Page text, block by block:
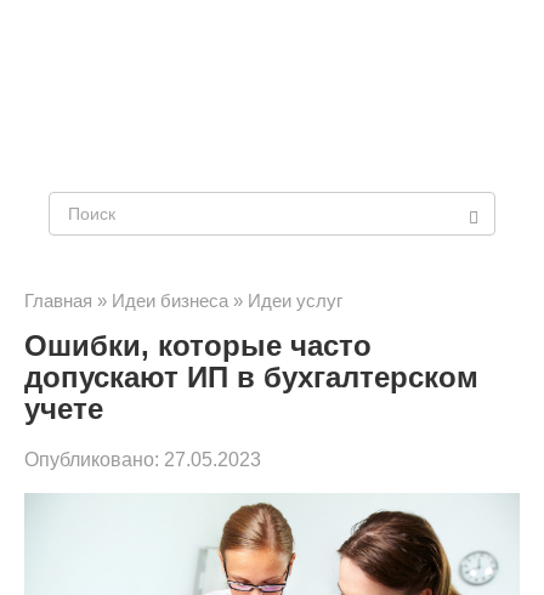
Главная » Идеи бизнеса » Идеи услуг
Ошибки, которые часто
допускают ИП в бухгалтерском
учете
Опубликовано: 27.05.2023